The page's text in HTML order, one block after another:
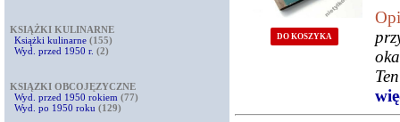
KSIĄŻKI KULINARNE
Książki kulinarne (155)
Wyd. przed 1950 r. (2)
KSIĄZKI OBCOJĘZYCZNE
Wyd. przed 1950 rokiem (77)
Wyd. po 1950 roku (129)
DO KOSZYKA